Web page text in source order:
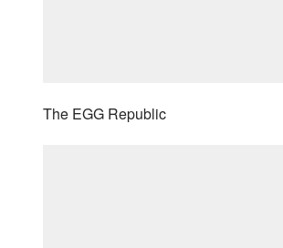
The EGG Republic